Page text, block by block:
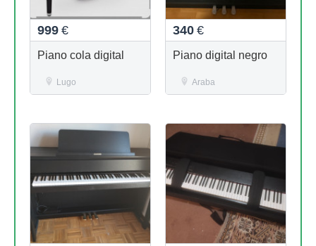
999 €
Piano cola digital
Lugo
340 €
Piano digital negro
Araba